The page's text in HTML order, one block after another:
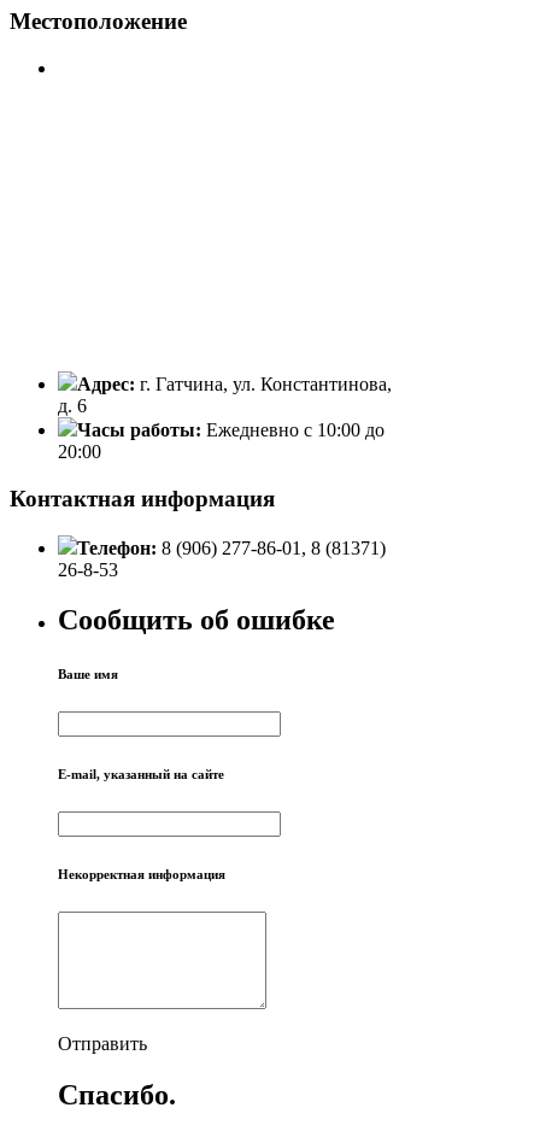
Местоположение
Адрес: г. Гатчина, ул. Константинова,
д. 6
Часы работы: Ежедневно с 10:00 до
20:00
Контактная информация
Телефон: 8 (906) 277-86-01, 8 (81371)
26-8-53
Сообщить об ошибке
Ваше имя
E-mail, указанный на сайте
Некорректная информация
Отправить
Спасибо.